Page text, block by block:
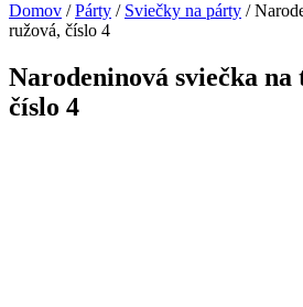
Domov /Párty / Sviečky na párty /
ružová, číslo 4
Narodeninová sviečka
číslo 4